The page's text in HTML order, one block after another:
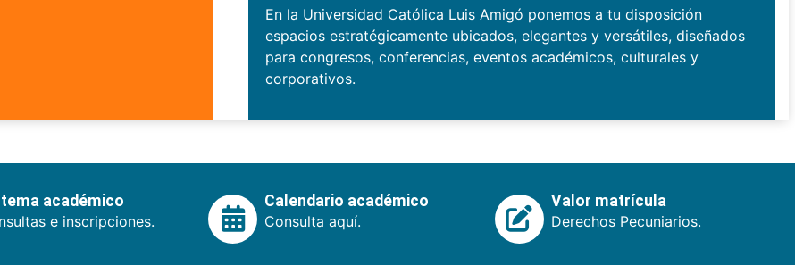
En la Universidad Católica Luis Amigó ponemos a tu disposición
espacios estratégicamente ubicados, elegantes y versátiles, diseñados
para congresos, conferencias, eventos académicos, culturales y
corporativos.
académico
e inscripciones.
Calendario académico
Consulta aquí.
Valor matrícula
Derechos Pecuniarios.